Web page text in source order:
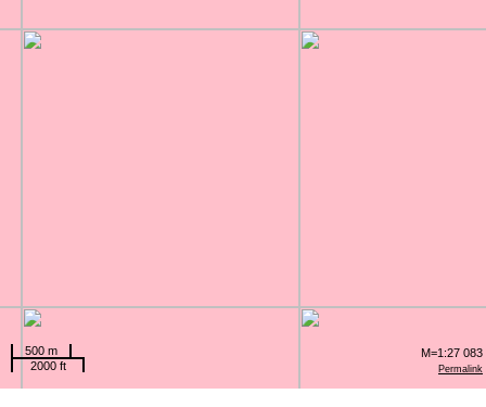
Permalink
500 m
2000 ft
M=1:27 083